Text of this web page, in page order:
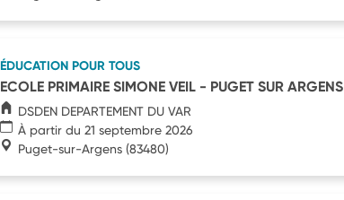
ÉDUCATION POUR TOUS
ECOLE PRIMAIRE SIMONE VEIL - PUGET SUR ARGENS
DSDEN DEPARTEMENT DU VAR
À partir du 21 septembre 2026
Puget-sur-Argens (83480)